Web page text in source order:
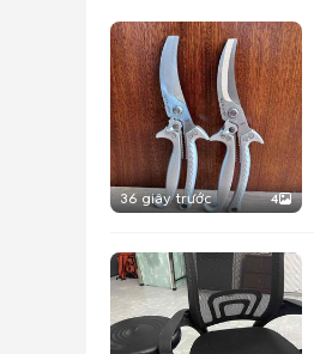
36 giây trước 4